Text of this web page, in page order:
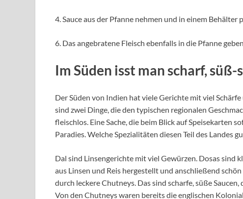
4. Sauce aus der Pfanne nehmen und in einem
6. Das angebratene Fleisch ebenfalls in die Pfanne
Im Süden isst man scharf,
Der Süden von Indien hat viele Gerichte mit viel
sind zwei Dinge, die den typischen regionalen
fleischlos. Eine Sache, die beim Blick auf Speisekarten
Paradies. Welche Spezialitäten diesen Teil des Landes
Dal sind Linsengerichte mit viel Gewürzen. Dosas sind
aus Linsen und Reis hergestellt und anschließend
durch leckere Chutneys. Das sind scharfe, süße
Von den Chutneys waren bereits die englischen